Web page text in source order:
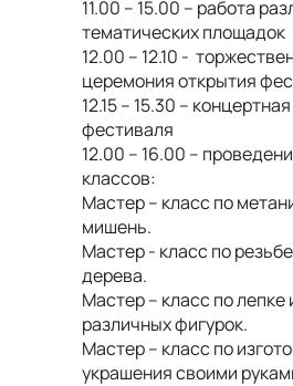
11.00 – 15.00 – работа
тематических площадок
12.00 – 12.10 -
церемония открытия
12.15 – 15.30 –
фестиваля
12.00 – 16.00 –
классов:
Мастер – класс по
мишень.
Мастер - класс по
дерева.
Мастер – класс по лепке
различных фигурок.
Мастер – класс по
украшения своими